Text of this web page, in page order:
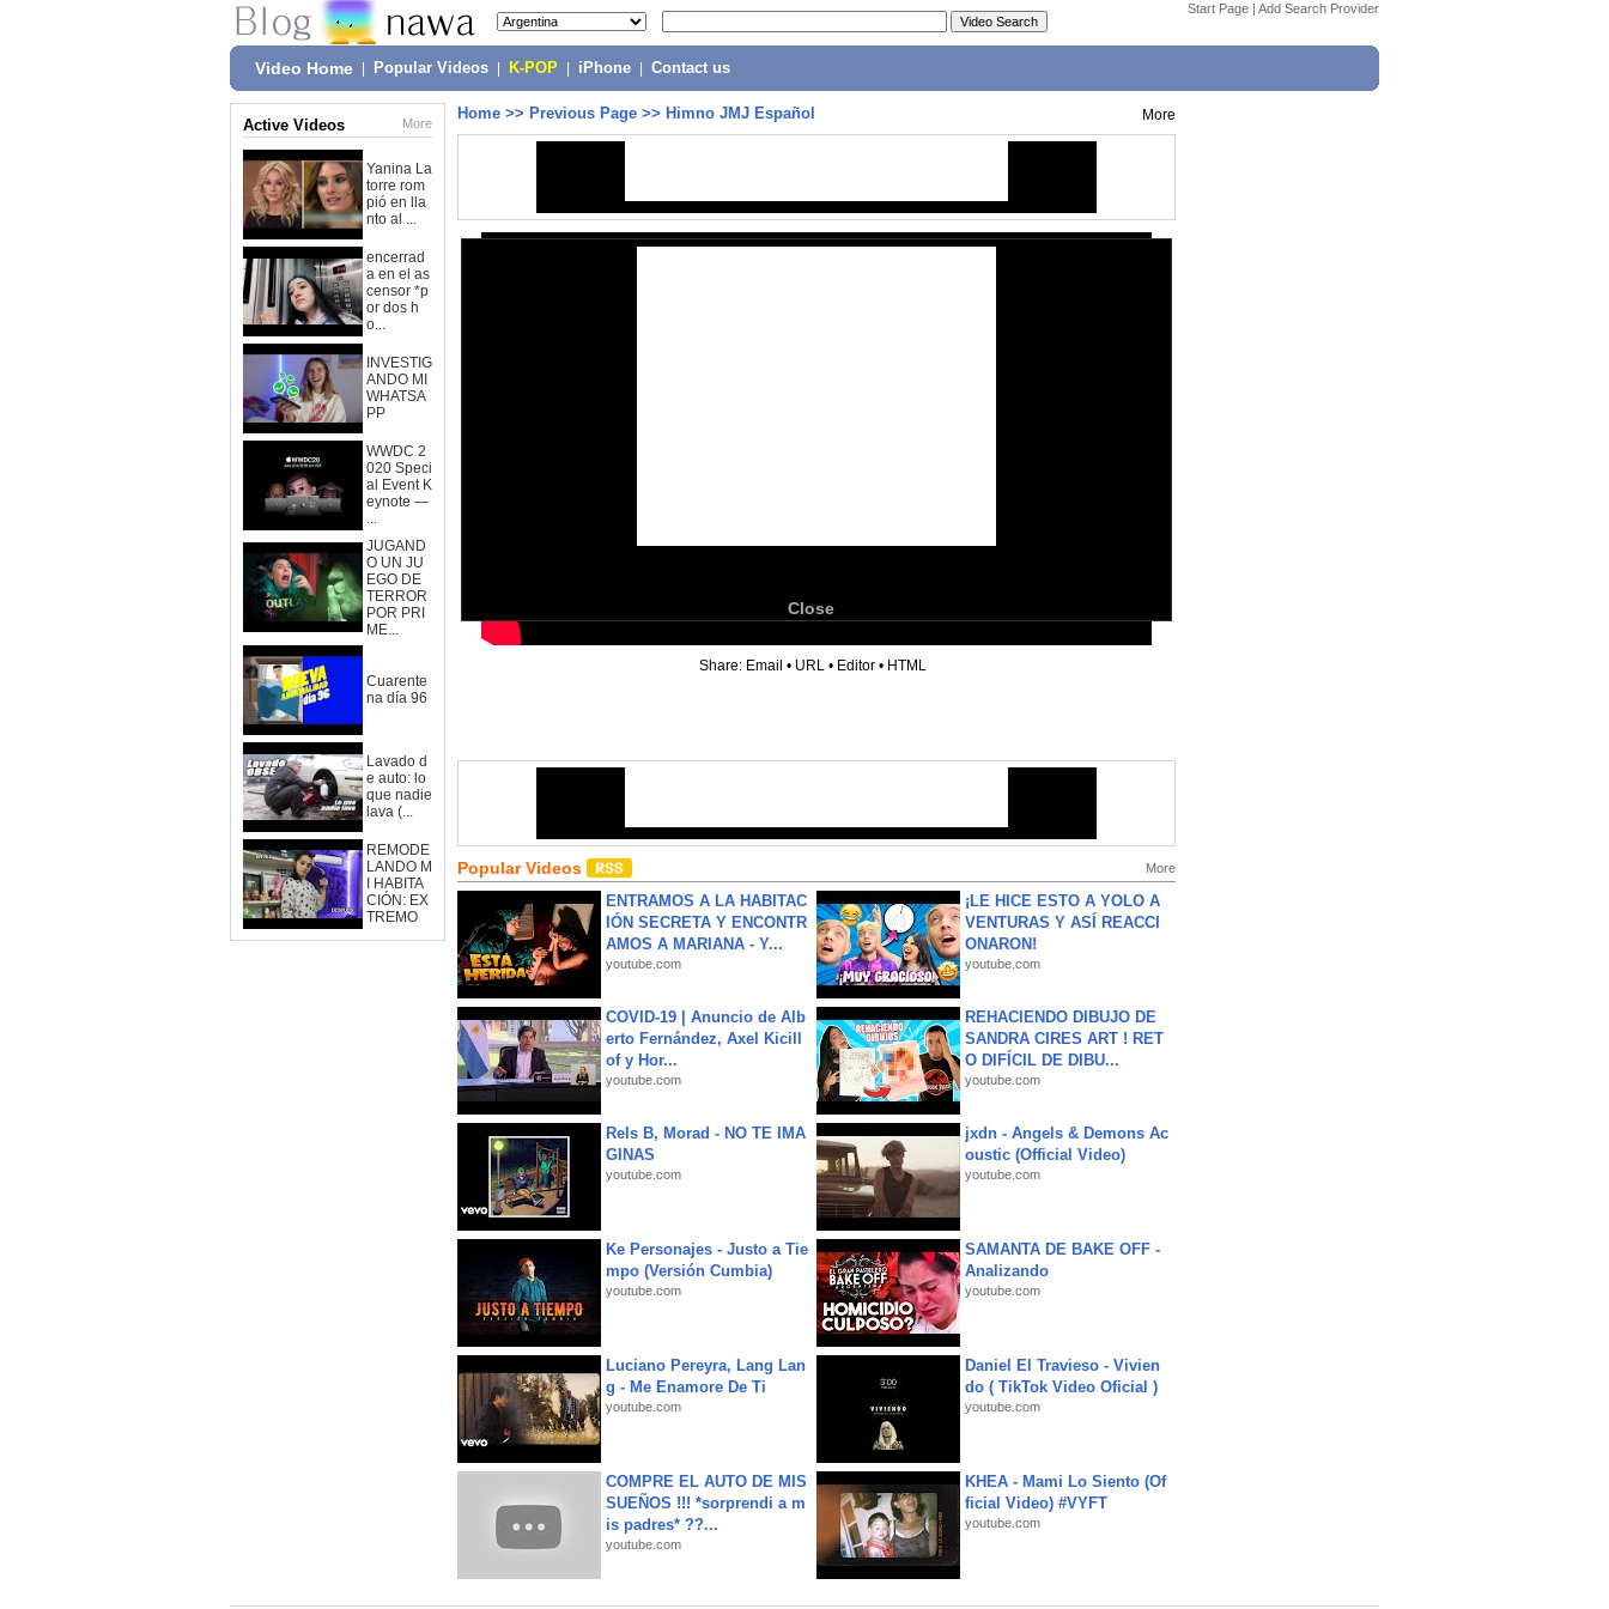
Start Page | Add Search Provider
Video Home Popular Videos K-POP iPhone Contact us
Active Videos More
Yanina La
torre rom
pió en lla
nto al ...
encerrad
a en el as
censor *p
or dos h
o...
INVESTIG
ANDO MI
WHATSA
PP
WWDC 2
020 Speci
al Event K
eynote —
...
JUGAND
O UN JU
EGO DE
TERROR
POR PRI
ME...
Cuarente
na día 96
Lavado d
e auto: lo
que nadie
lava (...
REMODE
LANDO M
I HABITA
CIÓN: EX
TREMO
Home >> Previous Page >> Himno JMJ Español More
Close
Share: Email • URL • Editor • HTML
Popular Videos More
ENTRAMOS A LA HABITAC
IÓN SECRETA Y ENCONTR
AMOS A MARIANA - Y...
youtube.com
¡LE HICE ESTO A YOLO A
VENTURAS Y ASÍ REACCI
ONARON!
youtube.com
COVID-19 | Anuncio de Alb
erto Fernández, Axel Kicill
of y Hor...
youtube.com
REHACIENDO DIBUJO DE
SANDRA CIRES ART ! RET
O DIFÍCIL DE DIBU...
youtube.com
Rels B, Morad - NO TE IMA
GINAS
youtube.com
jxdn - Angels & Demons Ac
oustic (Official Video)
youtube.com
Ke Personajes - Justo a Tie
mpo (Versión Cumbia)
youtube.com
SAMANTA DE BAKE OFF -
Analizando
youtube.com
Luciano Pereyra, Lang Lan
g - Me Enamore De Ti
youtube.com
Daniel El Travieso - Vivien
do ( TikTok Video Oficial )
youtube.com
COMPRE EL AUTO DE MIS
SUEÑOS !!! *sorprendi a m
is padres* ??...
youtube.com
KHEA - Mami Lo Siento (Of
ficial Video) #VYFT
youtube.com